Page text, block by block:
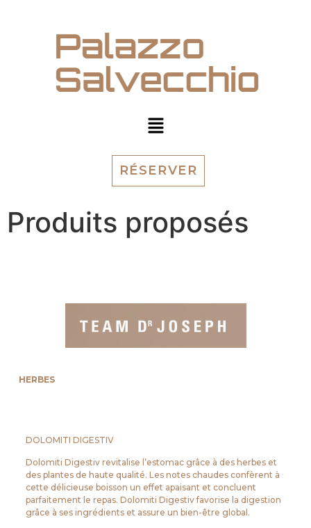
RÉSERVER
Produits proposés
HERBES
DOLOMITI DIGESTIV
Dolomiti Digestiv revitalise l’estomac grâce à des herbes et
des plantes de haute qualité. Les notes chaudes confèrent à
cette délicieuse boisson un effet apaisant et concluent
parfaitement le repas. Dolomiti Digestiv favorise la digestion
grâce à ses ingrédients et assure un bien-être global.